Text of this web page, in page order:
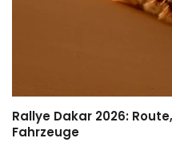
Rallye Dakar 2026:
Fahrzeuge